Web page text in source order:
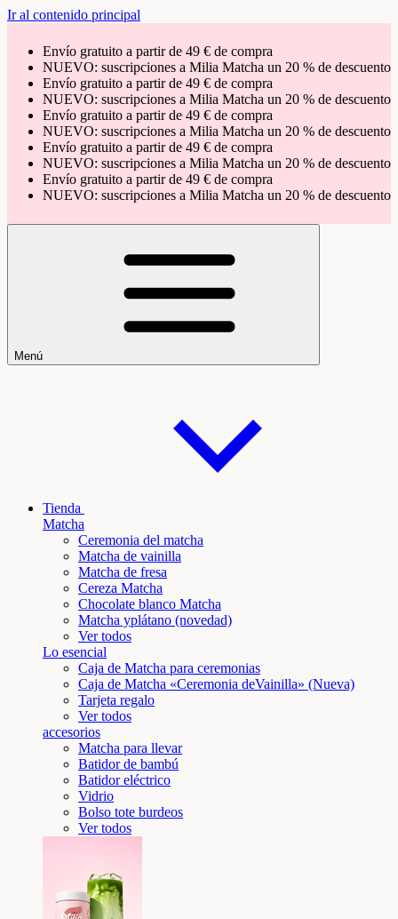
Ir al contenido principal
Envío gratuito a partir de 49 € de compra
NUEVO: suscripciones a Milia Matcha un 20 % de descuento
Envío gratuito a partir de 49 € de compra
NUEVO: suscripciones a Milia Matcha un 20 % de descuento
Envío gratuito a partir de 49 € de compra
NUEVO: suscripciones a Milia Matcha un 20 % de descuento
Envío gratuito a partir de 49 € de compra
NUEVO: suscripciones a Milia Matcha un 20 % de descuento
Envío gratuito a partir de 49 € de compra
NUEVO: suscripciones a Milia Matcha un 20 % de descuento
Menú
Tienda
Matcha
Ceremonia del matcha
Matcha de vainilla
Matcha de fresa
Cereza Matcha
Chocolate blanco Matcha
Matcha yplátano (novedad)
Ver todos
Lo esencial
Caja de Matcha para ceremonias
Caja de Matcha «Ceremonia deVainilla» (Nueva)
Tarjeta regalo
Ver todos
accesorios
Matcha para llevar
Batidor de bambú
Batidor eléctrico
Vidrio
Bolso tote burdeos
Ver todos